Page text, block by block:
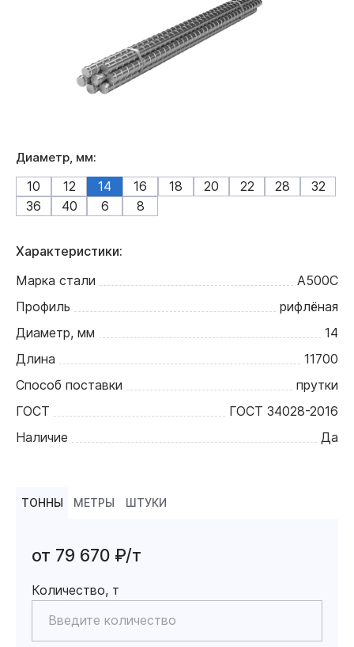
Диаметр, мм:
10 12 14 16 18 20 22 28
32
36
40 6 8
Характеристики:
Марка стали
А500С
Профиль
рифлёная
Диаметр, мм
14
Длина
11700
Способ поставки
прутки
ГОСТ
ГОСТ 34028-2016
Наличие
Да
ТОННЫ МЕТРЫ ШТУКИ
от 79 670 ₽/т
Количество, т